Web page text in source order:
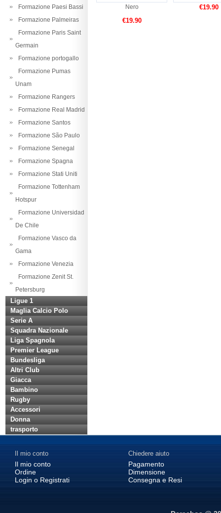
Formazione Paesi Bassi
Formazione Palmeiras
Formazione Paris Saint
Germain
Formazione portogallo
Formazione Pumas
Unam
Formazione Rangers
Formazione Real Madrid
Formazione Santos
Formazione São Paulo
Formazione Senegal
Formazione Spagna
Formazione Stati Uniti
Formazione Tottenham
Hotspur
Formazione Universidad
De Chile
Formazione Vasco da
Gama
Formazione Venezia
Formazione Zenit St.
Petersburg
Ligue 1
Maglia Calcio Polo
Serie A
Squadra Nazionale
Liga Spagnola
Premier League
Bundesliga
Altri Club
Giacca
Bambino
Rugby
Accessori
Donna
trasporto
Nero
€19.90
€19.90
Il mio conto
Il mio conto
Ordine
Login o Registrati
Chiedere aiuto
Pagamento
Dimensione
Consegna e Resi